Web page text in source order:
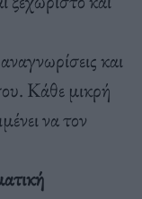
και
Κάθε μικρή
να τον